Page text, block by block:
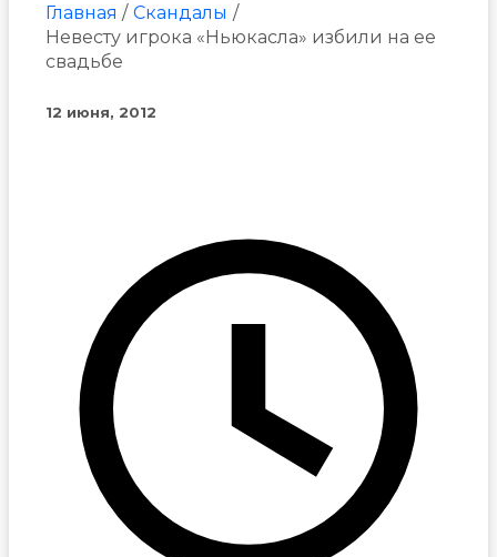
Главная
Скандалы
Невесту игрока «Ньюкасла» избили на ее
свадьбе
12 июня, 2012